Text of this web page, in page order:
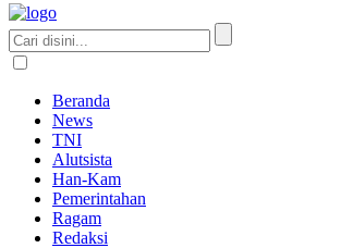
Beranda
News
TNI
Alutsista
Han-Kam
Pemerintahan
Ragam
Redaksi